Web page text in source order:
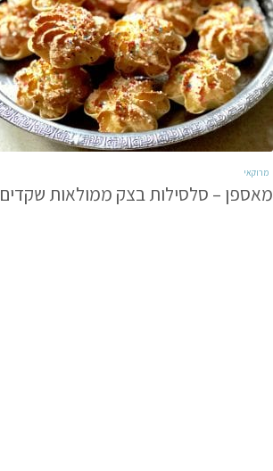
מרוקאי
מאספן – סלסילות בצק ממולאות שקדים